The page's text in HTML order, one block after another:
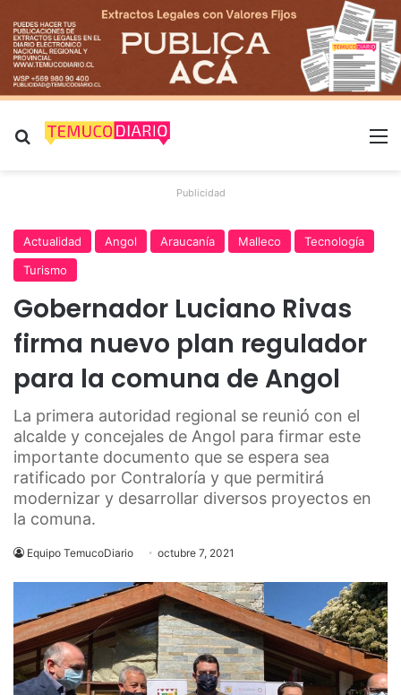
Buscar por
Publicidad
Actualidad Angol Araucanía Malleco
Tecnología
Turismo
Gobernador Luciano Rivas
firma nuevo plan regulador
para la comuna de Angol
La primera autoridad regional se reunió con el
alcalde y concejales de Angol para firmar este
importante documento que se espera sea
ratificado por Contraloría y que permitirá
modernizar y desarrollar diversos proyectos en
la comuna.
Equipo TemucoDiario octubre 7, 2021